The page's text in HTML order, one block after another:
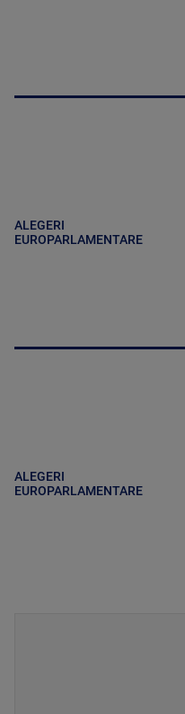
ALEGERI
EUROPARLAMENTARE
ALEGERI
EUROPARLAMENTARE